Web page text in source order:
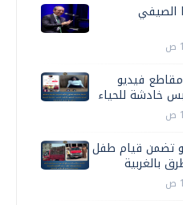
الصيفي
فيديو
خادشة للحياء
تضمن قيام طفل
بالغربية